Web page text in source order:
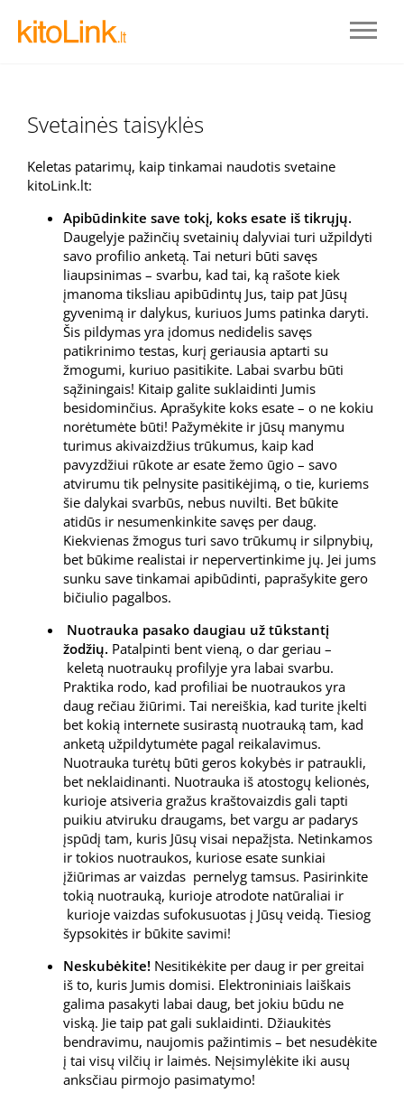
Prisijungti
REGISTRUOTIS
Svetainės taisyklės
Keletas patarimų, kaip tinkamai naudotis svetaine
kitoLink.lt:
Apibūdinkite save tokį, koks esate iš tikrųjų.
Daugelyje pažinčių svetainių dalyviai turi užpildyti
savo profilio anketą. Tai neturi būti savęs
liaupsinimas – svarbu, kad tai, ką rašote kiek
įmanoma tiksliau apibūdintų Jus, taip pat Jūsų
gyvenimą ir dalykus, kuriuos Jums patinka daryti.
Šis pildymas yra įdomus nedidelis savęs
patikrinimo testas, kurį geriausia aptarti su
žmogumi, kuriuo pasitikite. Labai svarbu būti
sąžiningais! Kitaip galite suklaidinti Jumis
besidominčius. Aprašykite koks esate – o ne kokiu
norėtumėte būti! Pažymėkite ir jūsų manymu
turimus akivaizdžius trūkumus, kaip kad
pavyzdžiui rūkote ar esate žemo ūgio – savo
atvirumu tik pelnysite pasitikėjimą, o tie, kuriems
šie dalykai svarbūs, nebus nuvilti. Bet būkite
atidūs ir nesumenkinkite savęs per daug.
Kiekvienas žmogus turi savo trūkumų ir silpnybių,
bet būkime realistai ir nepervertinkime jų. Jei jums
sunku save tinkamai apibūdinti, paprašykite gero
bičiulio pagalbos.
Nuotrauka pasako daugiau už tūkstantį
žodžių. Patalpinti bent vieną, o dar geriau –
keletą nuotraukų profilyje yra labai svarbu.
Praktika rodo, kad profiliai be nuotraukos yra
daug rečiau žiūrimi. Tai nereiškia, kad turite įkelti
bet kokią internete susirastą nuotrauką tam, kad
anketą užpildytumėte pagal reikalavimus.
Nuotrauka turėtų būti geros kokybės ir patraukli,
bet neklaidinanti. Nuotrauka iš atostogų kelionės,
kurioje atsiveria gražus kraštovaizdis gali tapti
puikiu atviruku draugams, bet vargu ar padarys
įspūdį tam, kuris Jūsų visai nepažįsta. Netinkamos
ir tokios nuotraukos, kuriose esate sunkiai
įžiūrimas ar vaizdas pernelyg tamsus. Pasirinkite
tokią nuotrauką, kurioje atrodote natūraliai ir
kurioje vaizdas sufokusuotas į Jūsų veidą. Tiesiog
šypsokitės ir būkite savimi!
Neskubėkite! Nesitikėkite per daug ir per greitai
iš to, kuris Jumis domisi. Elektroniniais laiškais
galima pasakyti labai daug, bet jokiu būdu ne
viską. Jie taip pat gali suklaidinti. Džiaukitės
bendravimu, naujomis pažintimis – bet nesudėkite
į tai visų vilčių ir laimės. Neįsimylėkite iki ausų
anksčiau pirmojo pasimatymo!